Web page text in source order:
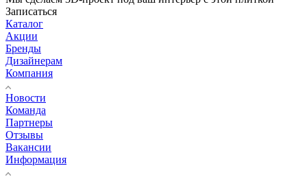
Записаться
Каталог
Акции
Бренды
Дизайнерам
Компания
Новости
Команда
Партнеры
Отзывы
Вакансии
Информация